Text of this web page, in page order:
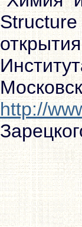
http://